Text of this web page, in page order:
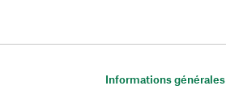
Informations générales